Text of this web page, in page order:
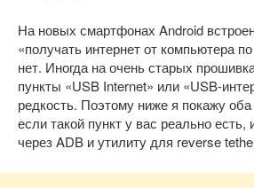
На новых смартфонах Android
«получать интернет от компьютера
нет. Иногда на очень старых
пункты «USB Internet» или «USB-
редкость. Поэтому ниже я покажу
если такой пункт у вас реально
через ADB и утилиту для reverse